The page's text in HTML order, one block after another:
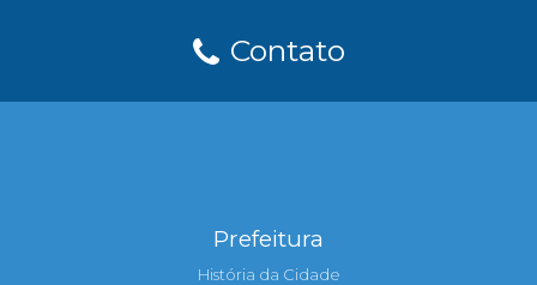
Contato
Prefeitura
História da Cidade